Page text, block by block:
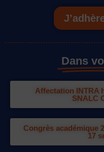
Dans
Affectation INTRA
SNALC
Congrès académique
17